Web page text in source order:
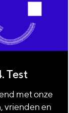
Test
met onze
vrienden en